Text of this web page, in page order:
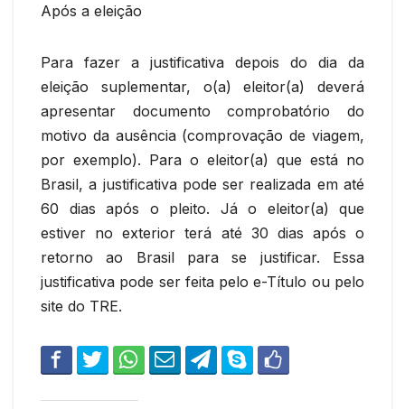
Após a eleição
Para fazer a justificativa depois do dia da
eleição suplementar, o(a) eleitor(a) deverá
apresentar documento comprobatório do
motivo da ausência (comprovação de viagem,
por exemplo). Para o eleitor(a) que está no
Brasil, a justificativa pode ser realizada em até
60 dias após o pleito. Já o eleitor(a) que
estiver no exterior terá até 30 dias após o
retorno ao Brasil para se justificar. Essa
justificativa pode ser feita pelo e-Título ou pelo
site do TRE.